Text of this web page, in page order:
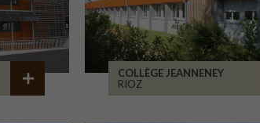
COLLÈGE JEANNENEY
RIOZ